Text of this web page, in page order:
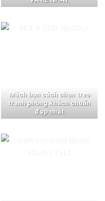
Mách bạn cách chọn treo
tranh phòng khách chuẩn
đẹp nhất